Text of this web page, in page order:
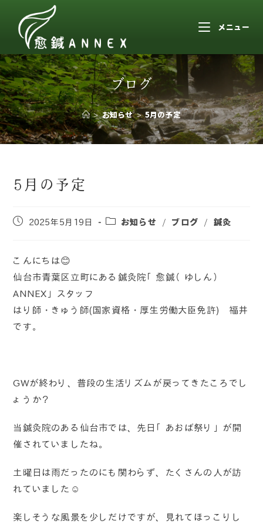
メニュー
ブログ
> お知らせ > 5月の予定
5月の予定
2025年5月19日 お知らせ / ブログ / 鍼灸
こんにちは😊
仙台市青葉区立町にある鍼灸院「愈鍼（ゆしん）
ANNEX」スタッフ
はり師・きゅう師(国家資格・厚生労働大臣免許) 福井
です。
GWが終わり、普段の生活リズムが戻ってきたころでし
ょうか？
当鍼灸院のある仙台市では、先日「あおば祭り」が開
催されていましたね。
土曜日は雨だったのにも関わらず、たくさんの人が訪
れていました☺️
楽しそうな風景を少しだけですが、見れてほっこりし